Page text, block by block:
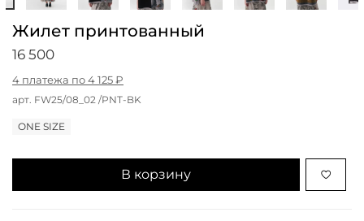
арт. FW25/08_02 /PNT-BK
Жилет принтованный
16 500
4 платежа по 4 125 ₽
ONE SIZE
В корзину